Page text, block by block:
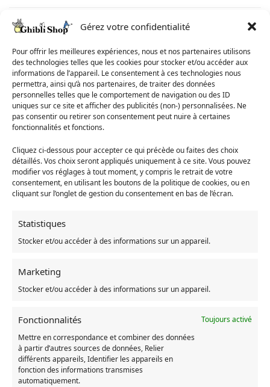
Gérez votre confidentialité
Pour offrir les meilleures expériences, nous et nos partenaires utilisons
des technologies telles que les cookies pour stocker et/ou accéder aux
informations de l’appareil. Le consentement à ces technologies nous
permettra, ainsi qu’à nos partenaires, de traiter des données
personnelles telles que le comportement de navigation ou des ID
uniques sur ce site et afficher des publicités (non-) personnalisées. Ne
pas consentir ou retirer son consentement peut nuire à certaines
fonctionnalités et fonctions.
Cliquez ci-dessous pour accepter ce qui précède ou faites des choix
détaillés. Vos choix seront appliqués uniquement à ce site. Vous pouvez
modifier vos réglages à tout moment, y compris le retrait de votre
consentement, en utilisant les boutons de la politique de cookies, ou en
cliquant sur l’onglet de gestion du consentement en bas de l’écran.
Statistiques
Stocker et/ou accéder à des informations sur un appareil.
Marketing
Stocker et/ou accéder à des informations sur un appareil.
Fonctionnalités
Toujours activé
Mettre en correspondance et combiner des données
à partir d’autres sources de données, Relier
différents appareils, Identifier les appareils en
fonction des informations transmises
automatiquement.
Matière : polyester doux et confortable.
complètement et vous protéger du froid hivernal.
Personnages : Chat
Entretien : cette écharpe peut être lavée en machine pour un
entretien facile.
Pour toutes les occasions : pour sortir avec des amis ou pour
vous détendre à la maison, cette écharpe ajoutera une touche
de magie à votre tenue.
UGS :
14:173#2;5:200003528#72x197cm_174b3dc2ba1d61e2
Catégories : Mon voisin Totoro,Écharpe Totoro,Vêtement
Produits similaires
RUPTURE DE STOCK